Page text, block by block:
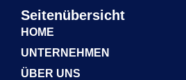
Seitenübersicht
HOME
UNTERNEHMEN
ÜBER UNS